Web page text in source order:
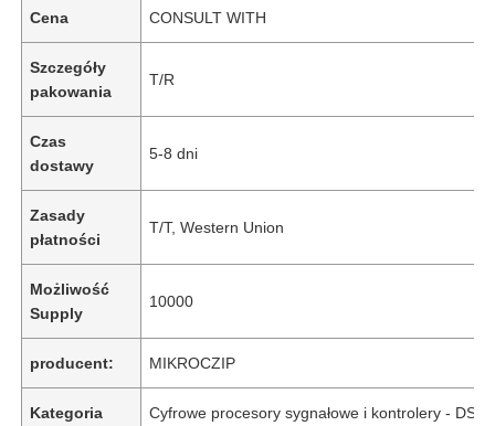
Cena CONSULT WITH
Szczegóły
pakowania
T/R
Czas
dostawy
5-8 dni
Zasady
płatności
T/T, Western Union
Możliwość
Supply
10000
producent: MIKROCZIP
Kategoria
Cyfrowe procesory sygnałowe i kontrolery - DSP,